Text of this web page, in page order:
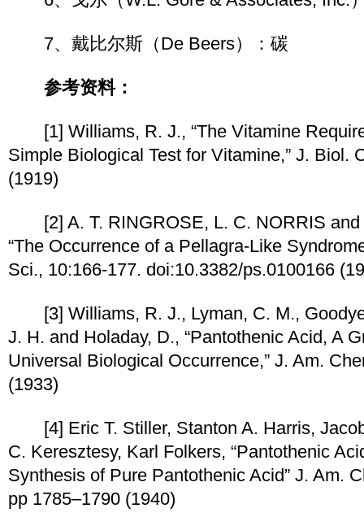
7、戴比尔斯（De Beers）：碳
参考资料：
[1] Williams, R. J., “The Vitamine
Simple Biological Test for Vitamine,” J. Biol.
(1919)
[2] A. T. RINGROSE, L. C. NORRIS and
“The Occurrence of a Pellagra-Like
Sci., 10:166-177. doi:10.3382/ps.0100166
[3] Williams, R. J., Lyman, C. M.,
J. H. and Holaday, D., “Pantothenic Acid, A
Universal Biological Occurrence,” J. Am.
(1933)
[4] Eric T. Stiller, Stanton A. Harris,
C. Keresztesy, Karl Folkers, “Pantothenic
Synthesis of Pure Pantothenic Acid” J. Am.
pp 1785–1790 (1940)